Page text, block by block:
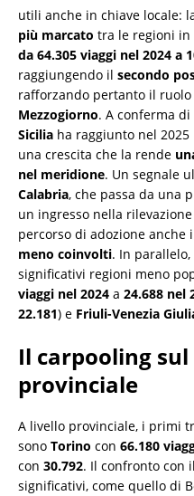
utili anche in chiave locale:
più marcato tra le regioni in
da 64.305 viaggi nel 2024 a
raggiungendo il secondo
rafforzando pertanto il ruolo
Mezzogiorno. A conferma
Sicilia ha raggiunto nel 2025
una crescita che la rende
nel meridione. Un segnale
Calabria, che passa da una
un ingresso nella
percorso di adozione anche
meno coinvolti. In
significativi regioni meno
viaggi nel 2024 a 24.688 nel
22.181) e Friuli-Venezia
Il carpooling
provinciale
A livello provinciale, i primi
sono Torino con 66.180
con 30.792. Il confronto con
significativi, come quello di